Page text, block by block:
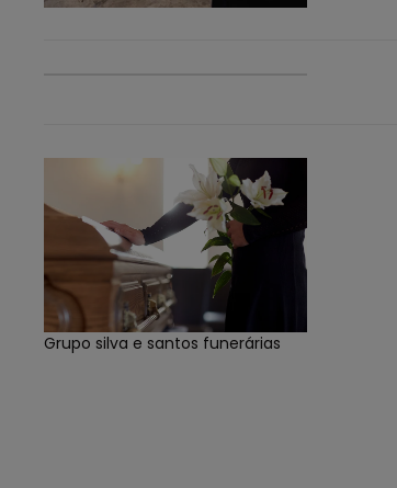
Grupo silva e santos funerárias